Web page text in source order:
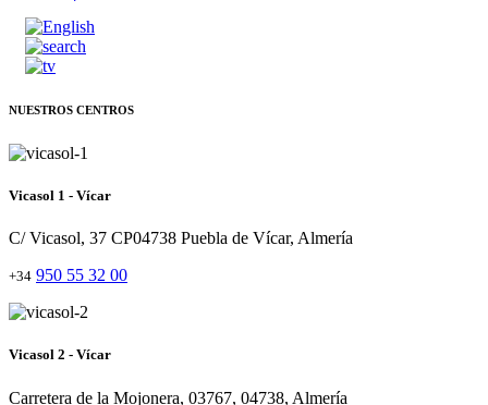
NUESTROS CENTROS
Vicasol 1 - Vícar
C/ Vicasol, 37 CP04738 Puebla de Vícar, Almería
+34 950 55 32 00
Vicasol 2 - Vícar
Carretera de la Mojonera, 03767, 04738, Almería